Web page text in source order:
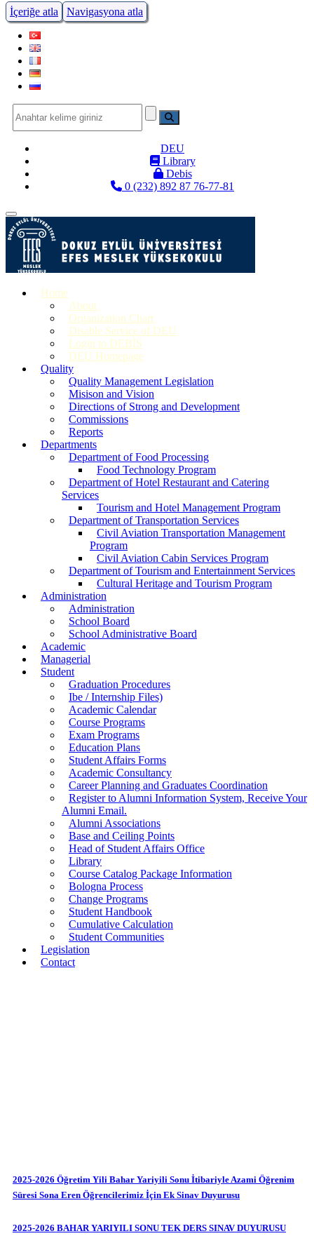
İçeriğe atla Navigasyona atla
DEU
Library
Debis
0 (232) 892 87 76-77-81
Menüye Geç
Home
About
Organization Chart
Disable Service of DEU
Login to DEBİS
DEU Homepage
Quality
Quality Management Legislation
Misison and Vision
Directions of Strong and Development
Commissions
Reports
Departments
Department of Food Processing
Food Technology Program
Department of Hotel Restaurant and Catering
Services
Tourism and Hotel Management Program
Department of Transportation Services
Civil Aviation Transportation Management
Program
Civil Aviation Cabin Services Program
Department of Tourism and Entertainment Services
Cultural Heritage and Tourism Program
Administration
Administration
School Board
School Administrative Board
Academic
Managerial
Student
Graduation Procedures
Ibe / Internship Files)
Academic Calendar
Course Programs
Exam Programs
Education Plans
Student Affairs Forms
Academic Consultancy
Career Planning and Graduates Coordination
Register to Alumni Information System, Receive Your
Alumni Email.
Alumni Associations
Base and Ceiling Points
Head of Student Affairs Office
Library
Course Catalog Package Information
Bologna Process
Change Programs
Student Handbook
Cumulative Calculation
Student Communities
Legislation
Contact
2025-2026 Öğretim Yili Bahar Yariyili Sonu İtibariyle Azami Öğrenim
Süresi Sona Eren Öğrencilerimiz İçin Ek Sinav Duyurusu
2025-2026 BAHAR YARIYILI SONU TEK DERS SINAV DUYURUSU